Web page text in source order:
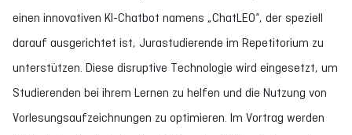
einen innovativen KI-Chatbot namens „ChatLEO“, der speziell
darauf ausgerichtet ist, Jurastudierende im Repetitorium zu
unterstützen. Diese disruptive Technologie wird eingesetzt, um
Studierenden bei ihrem Lernen zu helfen und die Nutzung von
Vorlesungsaufzeichnungen zu optimieren. Im Vortrag werden